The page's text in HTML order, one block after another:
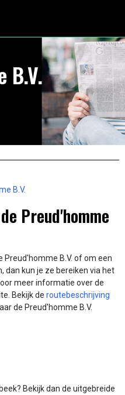
B.V.
B.V.
Preud'homme
Preud'homme B.V. of om een
dan kun je ze bereiken via het
meer informatie over de
Bekijk de routebeschrijving
de Preud'homme B.V.
Bekijk dan de uitgebreide